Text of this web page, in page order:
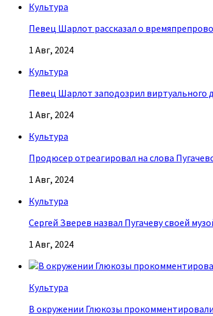
Культура
Певец Шарлот рассказал о
1 Авг, 2024
Культура
Певец Шарлот заподозрил виртуального
1 Авг, 2024
Культура
Продюсер отреагировал на слова
1 Авг, 2024
Культура
Сергей Зверев назвал Пугачеву своей
1 Авг, 2024
Культура
В окружении Глюкозы